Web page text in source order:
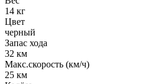
14 кг
Цвет
черный
Запас хода
32 км
Макс.скорость (км/ч)
25 км